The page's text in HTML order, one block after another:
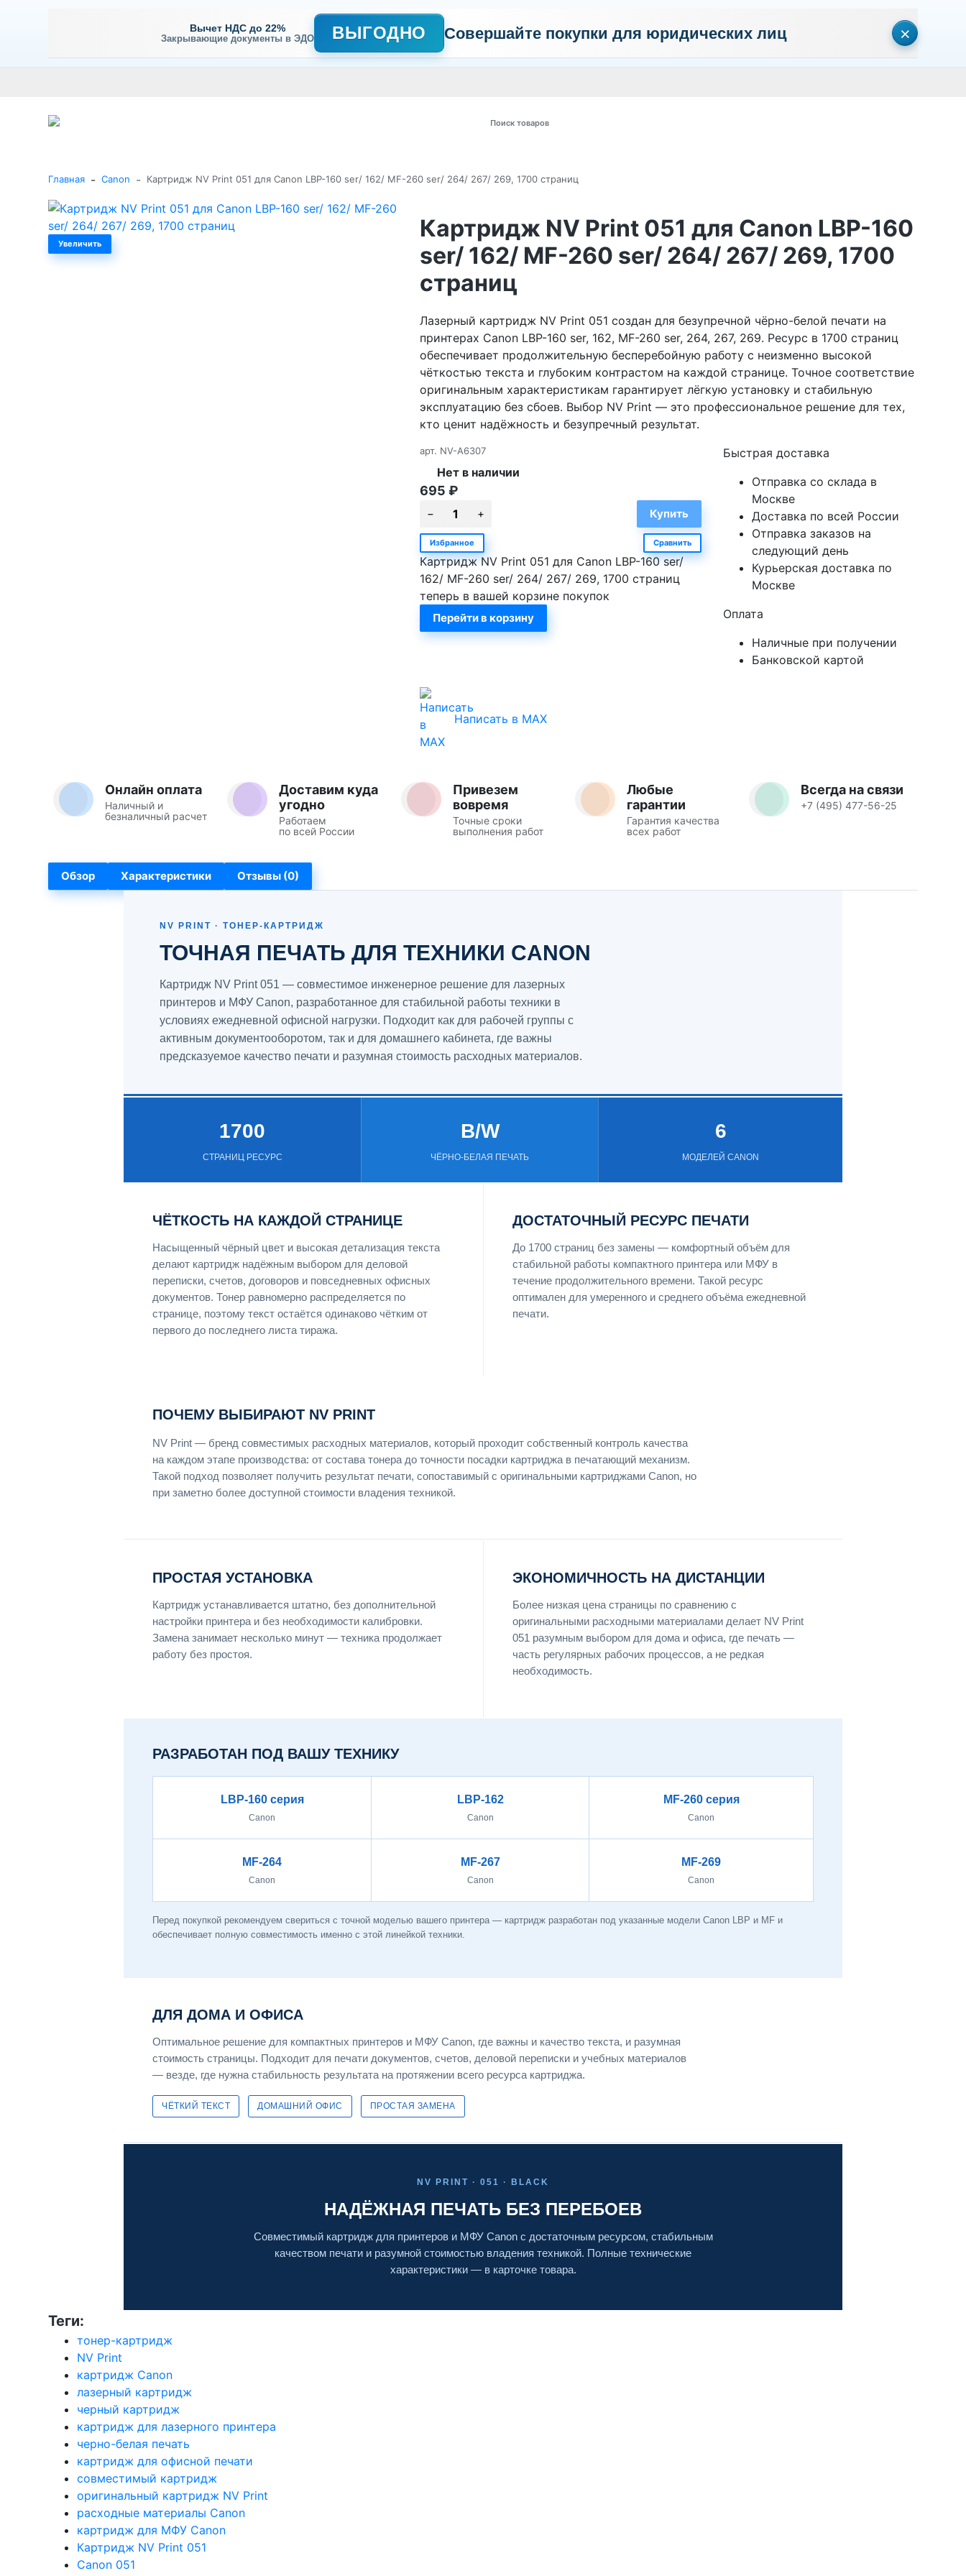
Вычет НДС до 22%
Закрывающие документы в ЭДО ВЫГОДНО Совершайте покупки для юридических лиц ×
Главная - Canon - Картридж NV Print 051 для Canon LBP-160 ser/ 162/ MF-260 ser/ 264/ 267/ 269, 1700 страниц
Увеличить
Картридж NV Print 051 для Canon LBP-160
ser/ 162/ MF-260 ser/ 264/ 267/ 269, 1700
страниц
Лазерный картридж NV Print 051 создан для безупречной чёрно-белой печати на
принтерах Canon LBP-160 ser, 162, MF-260 ser, 264, 267, 269. Ресурс в 1700 страниц
обеспечивает продолжительную бесперебойную работу с неизменно высокой
чёткостью текста и глубоким контрастом на каждой странице. Точное соответствие
оригинальным характеристикам гарантирует лёгкую установку и стабильную
эксплуатацию без сбоев. Выбор NV Print — это профессиональное решение для тех,
кто ценит надёжность и безупречный результат.
арт. NV-A6307
Нет в наличии
695 ₽
Избранное Сравнить
Картридж NV Print 051 для Canon LBP-160 ser/
162/ MF-260 ser/ 264/ 267/ 269, 1700 страниц
теперь в вашей корзине покупок
Перейти в корзину
Быстрая доставка
Отправка со склада в
Москве
Доставка по всей России
Отправка заказов на
следующий день
Курьерская доставка по
Москве
Оплата
Наличные при получении
Банковской картой
Написать в MAX
Онлайн оплата
Наличный и
безналичный расчет
Доставим куда
угодно
Работаем
по всей России
Привезем
вовремя
Точные сроки
выполнения работ
Любые
гарантии
Гарантия качества
всех работ
Всегда на связи
+7 (495) 477-56-25
Обзор Характеристики Отзывы (0)
NV PRINT · ТОНЕР-КАРТРИДЖ
ТОЧНАЯ ПЕЧАТЬ ДЛЯ ТЕХНИКИ CANON
Картридж NV Print 051 — совместимое инженерное решение для лазерных
принтеров и МФУ Canon, разработанное для стабильной работы техники в
условиях ежедневной офисной нагрузки. Подходит как для рабочей группы с
активным документооборотом, так и для домашнего кабинета, где важны
предсказуемое качество печати и разумная стоимость расходных материалов.
1700
СТРАНИЦ РЕСУРС
B/W
ЧЁРНО-БЕЛАЯ ПЕЧАТЬ
6
МОДЕЛЕЙ CANON
ЧЁТКОСТЬ НА КАЖДОЙ СТРАНИЦЕ
Насыщенный чёрный цвет и высокая детализация текста
делают картридж надёжным выбором для деловой
переписки, счетов, договоров и повседневных офисных
документов. Тонер равномерно распределяется по
странице, поэтому текст остаётся одинаково чётким от
первого до последнего листа тиража.
ДОСТАТОЧНЫЙ РЕСУРС ПЕЧАТИ
До 1700 страниц без замены — комфортный объём для
стабильной работы компактного принтера или МФУ в
течение продолжительного времени. Такой ресурс
оптимален для умеренного и среднего объёма ежедневной
печати.
ПОЧЕМУ ВЫБИРАЮТ NV PRINT
NV Print — бренд совместимых расходных материалов, который проходит собственный контроль качества
на каждом этапе производства: от состава тонера до точности посадки картриджа в печатающий механизм.
Такой подход позволяет получить результат печати, сопоставимый с оригинальными картриджами Canon, но
при заметно более доступной стоимости владения техникой.
ПРОСТАЯ УСТАНОВКА
Картридж устанавливается штатно, без дополнительной
настройки принтера и без необходимости калибровки.
Замена занимает несколько минут — техника продолжает
работу без простоя.
ЭКОНОМИЧНОСТЬ НА ДИСТАНЦИИ
Более низкая цена страницы по сравнению с
оригинальными расходными материалами делает NV Print
051 разумным выбором для дома и офиса, где печать —
часть регулярных рабочих процессов, а не редкая
необходимость.
РАЗРАБОТАН ПОД ВАШУ ТЕХНИКУ
LBP-160 серия
Canon
LBP-162
Canon
MF-260 серия
Canon
MF-264
Canon
MF-267
Canon
MF-269
Canon
Перед покупкой рекомендуем свериться с точной моделью вашего принтера — картридж разработан под указанные модели Canon LBP и MF и
обеспечивает полную совместимость именно с этой линейкой техники.
ДЛЯ ДОМА И ОФИСА
Оптимальное решение для компактных принтеров и МФУ Canon, где важны и качество текста, и разумная
стоимость страницы. Подходит для печати документов, счетов, деловой переписки и учебных материалов
— везде, где нужна стабильность результата на протяжении всего ресурса картриджа.
ЧЁТКИЙ ТЕКСТ ДОМАШНИЙ ОФИС ПРОСТАЯ ЗАМЕНА
NV PRINT · 051 · BLACK
НАДЁЖНАЯ ПЕЧАТЬ БЕЗ ПЕРЕБОЕВ
Совместимый картридж для принтеров и МФУ Canon с достаточным ресурсом, стабильным
качеством печати и разумной стоимостью владения техникой. Полные технические
характеристики — в карточке товара.
Теги:
тонер-картридж
NV Print
картридж Canon
лазерный картридж
черный картридж
картридж для лазерного принтера
черно-белая печать
картридж для офисной печати
совместимый картридж
оригинальный картридж NV Print
расходные материалы Canon
картридж для МФУ Canon
Картридж NV Print 051
Canon 051